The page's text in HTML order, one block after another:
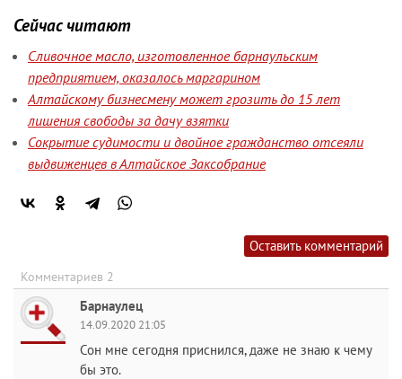
Сейчас читают
Сливочное масло, изготовленное барнаульским
предприятием, оказалось маргарином
Алтайскому бизнесмену может грозить до 15 лет
лишения свободы за дачу взятки
Сокрытие судимости и двойное гражданство отсеяли
выдвиженцев в Алтайское Заксобрание
Оставить комментарий
Комментариев 2
Барнаулец
14.09.2020 21:05
Сон мне сегодня приснился, даже не знаю к чему
бы это.